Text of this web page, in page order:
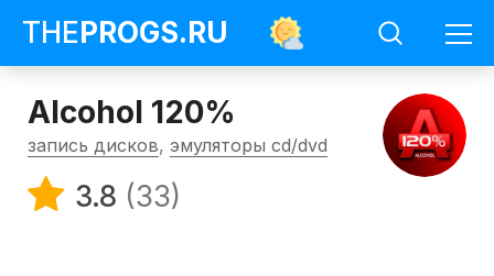
THEPROGS.RU
Alcohol 120%
запись дисков, эмуляторы cd/dvd
3.8 (33)